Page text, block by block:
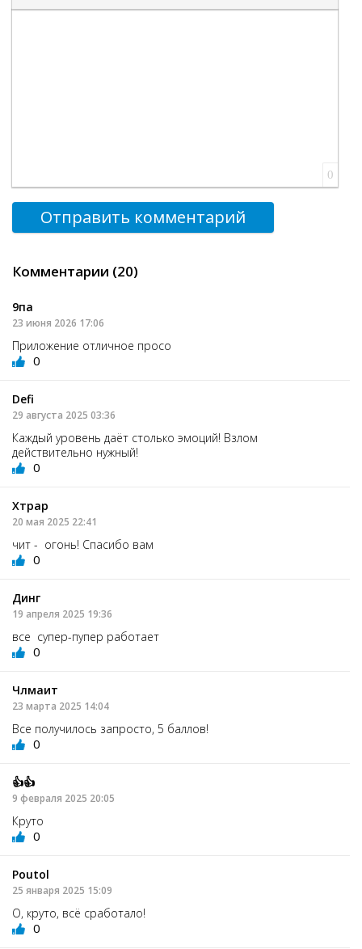
Вставка цитаты
Вставка спойлера
0
Отправить комментарий
Комментарии (20)
9па
23 июня 2026 17:06
Приложение отличное просо
0
Defi
29 августа 2025 03:36
Каждый уровень даёт столько эмоций! Взлом
действительно нужный!
0
Хтрар
20 мая 2025 22:41
чит - огонь! Спасибо вам
0
Динг
19 апреля 2025 19:36
все супер-пупер работает
0
Члмаит
23 марта 2025 14:04
Все получилось запросто, 5 баллов!
0
👍👍
9 февраля 2025 20:05
Круто
0
Poutol
25 января 2025 15:09
О, круто, всё сработало!
0